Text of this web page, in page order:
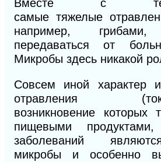
Вместе с
самые тяжелые
например,
передаваться от
Микробы здесь никакой
Совсем иной характер
отравления
возникновение которых
пищевыми
заболеваний
микробы и особенно